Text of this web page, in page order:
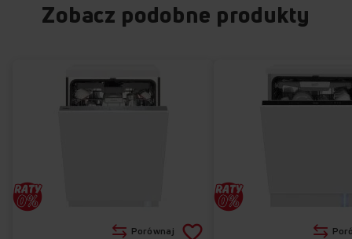
Zobacz podobne produkty
Porównaj Dodaj